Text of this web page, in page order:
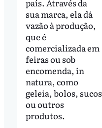
país. Através da
sua marca, ela dá
vazão à produção,
que é
comercializada em
feiras ou sob
encomenda, in
natura, como
geleia, bolos, sucos
ou outros
produtos.